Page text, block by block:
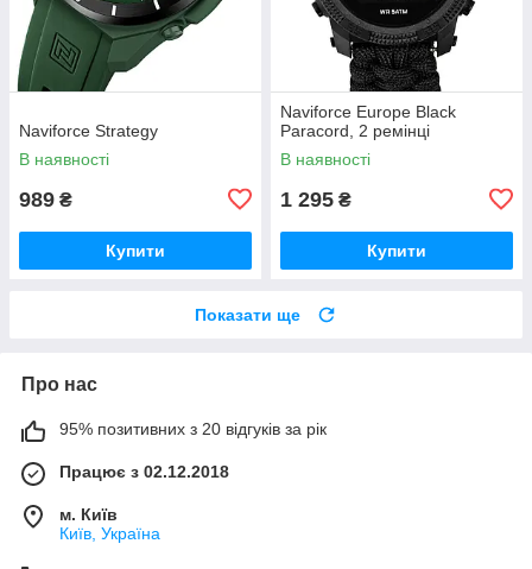
Naviforce Strategy
В наявності
989 ₴
Купити
Naviforce Europe Black
Paracord, 2 ремінці
В наявності
1 295 ₴
Купити
Показати ще
Про нас
95% позитивних з 20 відгуків за рік
Працює з 02.12.2018
м. Київ
Київ, Україна